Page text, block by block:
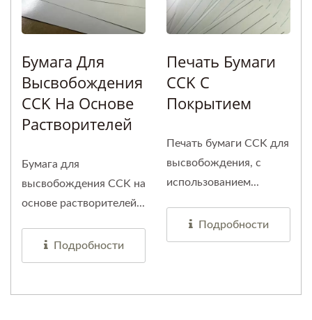
Бумага Для
Высвобождения
CCK На Основе
Растворителей
Бумага для
высвобождения CCK на
основе растворителей...
Подробности
Печать Бумаги
CCK С
Покрытием
Печать бумаги CCK для
высвобождения, с
использованием...
Подробности